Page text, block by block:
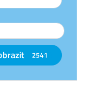
2541